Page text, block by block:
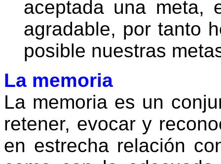
aceptada una meta,
agradable, por tanto
posible nuestras
La memoria
La memoria es un
retener, evocar y
en estrecha relación